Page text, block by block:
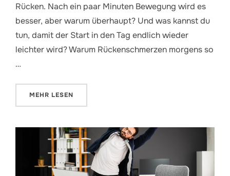
Rücken. Nach ein paar Minuten Bewegung wird es
besser, aber warum überhaupt? Und was kannst du
tun, damit der Start in den Tag endlich wieder
leichter wird? Warum Rückenschmerzen morgens so
…
MEHR ÜBER „🌅 RÜCKENSCHMERZEN MORGENS NACH
LESEN